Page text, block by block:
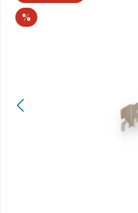
% Rabatt